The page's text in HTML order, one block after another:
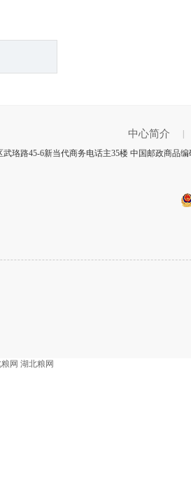
中心简介
珞路45-6新当代商务电话主35楼 中国邮政商品
网 湖北粮网